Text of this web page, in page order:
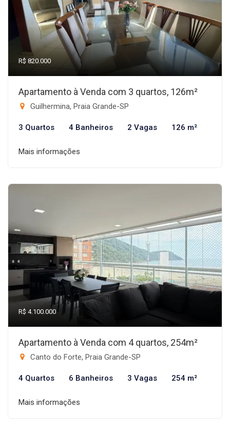
R$ 820.000
Apartamento à Venda com 3 quartos, 126m²
Guilhermina, Praia Grande-SP
3 Quartos 4 Banheiros 2 Vagas 126 m²
Mais informações
R$ 4.100.000
Apartamento à Venda com 4 quartos, 254m²
Canto do Forte, Praia Grande-SP
4 Quartos 6 Banheiros 3 Vagas 254 m²
Mais informações